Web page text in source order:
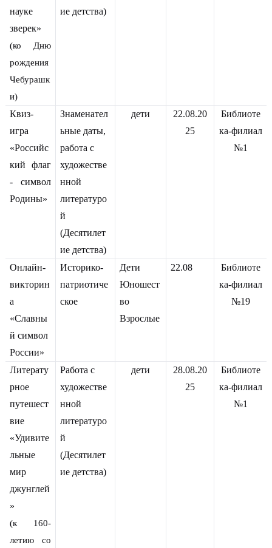
науке
зверек»
(ко Дню
рождения
Чебурашк
и)
ие детства)
Квиз-
игра
«Российс
кий флаг
- символ
Родины»
Знаменател
ьные даты,
работа с
художестве
нной
литературо
й
(Десятилет
ие детства)
дети
22.08.20
25
Библиоте
ка-филиал
№1
Онлайн-
викторин
а
«Славны
й символ
России»
Историко-
патриотиче
ское
Дети
Юношест
во
Взрослые
22.08
Библиоте
ка-филиал
№19
Литерату
рное
путешест
вие
«Удивите
льные
мир
джунглей
»
(к 160-
летию со
Работа с
художестве
нной
литературо
й
(Десятилет
ие детства)
дети
28.08.20
25
Библиоте
ка-филиал
№1